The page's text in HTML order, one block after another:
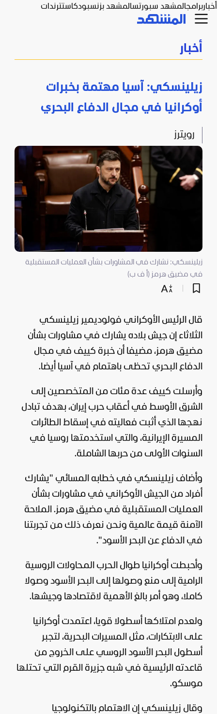
أخباربرامجالمشهد سبورتسالمشهد بزنسبودكاستترندات
أخبار
زيلينسكي: آسيا مهتمة بخبرات
أوكرانيا في مجال الدفاع البحري
رويترز
زيلينسكي: نشارك في المشاورات بشأن العمليات المستقبلية
في مضيق هرمز (أ ف ب)
قال الرئيس الأوكراني فولوديمير زيلينسكي
الثلاثاء إن جيش بلاده يشارك في مشاورات بشأن
مضيق هرمز، مضيفا أن خبرة كييف في مجال
الدفاع البحري تحظى باهتمام في آسيا أيضا.
وأرسلت كييف عدة مئات من المتخصصين إلى
الشرق الأوسط في أعقاب حرب إيران، بهدف تبادل
نهجها الذي أثبت فعاليته في إسقاط الطائرات
المسيرة الإيرانية، والتي استخدمتها روسيا في
السنوات الأولى من حربها الشاملة.
وأضاف زيلينسكي في خطابه المسائي "يشارك
أفراد من الجيش الأوكراني في مشاورات بشأن
العمليات المستقبلية في مضيق هرمز. الملاحة
الآمنة قيمة عالمية ونحن نعرف ذلك من تجربتنا
في الدفاع عن البحر الأسود".
وأحبطت أوكرانيا طوال الحرب المحاولات الروسية
الرامية إلى منع وصولها إلى البحر الأسود وصولا
كاملا، وهو أمر بالغ الأهمية لاقتصادها وجيشها.
ولعدم امتلاكها أسطولا قويا، اعتمدت أوكرانيا
على الابتكارات، مثل المسيرات البحرية، لتجبر
أسطول البحر الأسود الروسي على الخروج من
قاعدته الرئيسية في شبه جزيرة القرم التي تحتلها
موسكو.
وقال زيلينسكي إن الاهتمام بالتكنولوجيا